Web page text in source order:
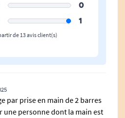
0
1
de 13 avis client(s)
par prise en main de 2 barres
une personne dont la main est